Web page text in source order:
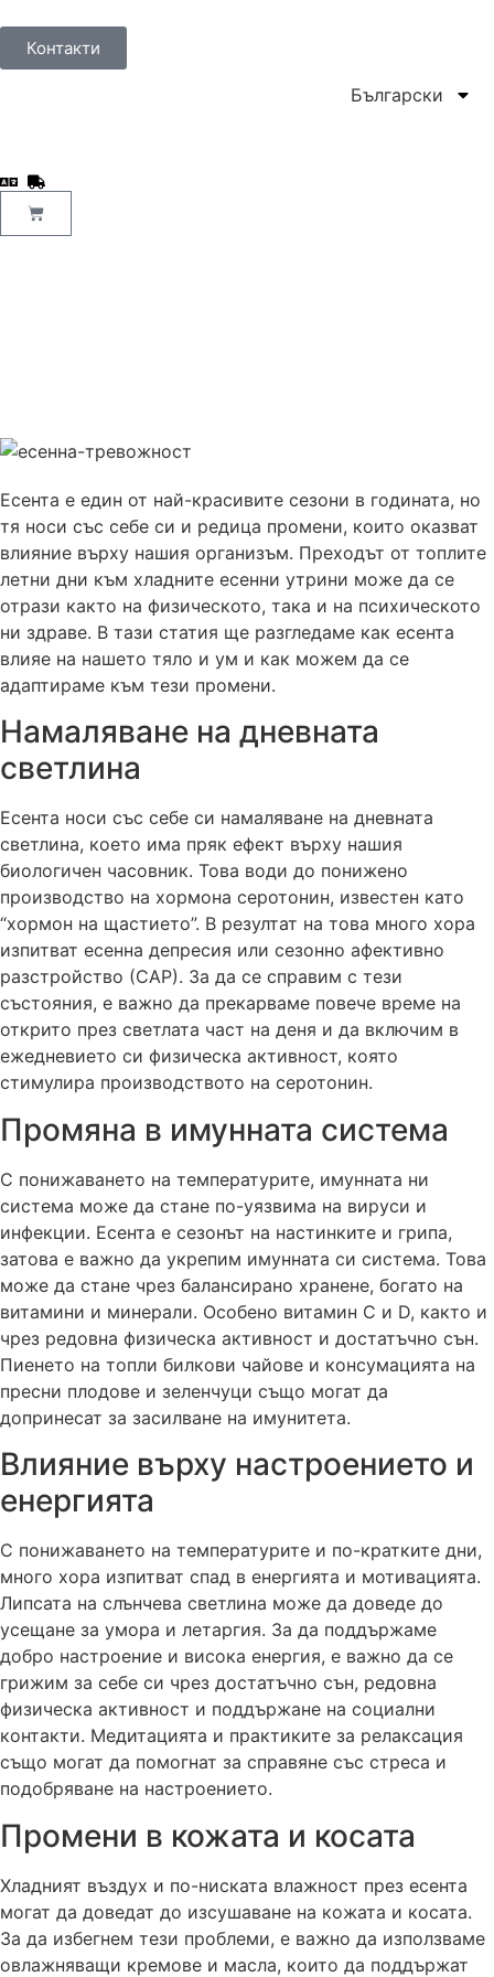
Контакти
Български
Есента е един от най-красивите сезони в годината, но
тя носи със себе си и редица промени, които оказват
влияние върху нашия организъм. Преходът от топлите
летни дни към хладните есенни утрини може да се
отрази както на физическото, така и на психическото
ни здраве. В тази статия ще разгледаме как есента
влияе на нашето тяло и ум и как можем да се
адаптираме към тези промени.
Намаляване на дневната
светлина
Есента носи със себе си намаляване на дневната
светлина, което има пряк ефект върху нашия
биологичен часовник. Това води до понижено
производство на хормона серотонин, известен като
“хормон на щастието”. В резултат на това много хора
изпитват есенна депресия или сезонно афективно
разстройство (САР). За да се справим с тези
състояния, е важно да прекарваме повече време на
открито през светлата част на деня и да включим в
ежедневието си физическа активност, която
стимулира производството на серотонин.
Промяна в имунната система
С понижаването на температурите, имунната ни
система може да стане по-уязвима на вируси и
инфекции. Есента е сезонът на настинките и грипа,
затова е важно да укрепим имунната си система. Това
може да стане чрез балансирано хранене, богато на
витамини и минерали. Особено витамин C и D, както и
чрез редовна физическа активност и достатъчно сън.
Пиенето на топли билкови чайове и консумацията на
пресни плодове и зеленчуци също могат да
допринесат за засилване на имунитета.
Влияние върху настроението и
енергията
С понижаването на температурите и по-кратките дни,
много хора изпитват спад в енергията и мотивацията.
Липсата на слънчева светлина може да доведе до
усещане за умора и летаргия. За да поддържаме
добро настроение и висока енергия, е важно да се
грижим за себе си чрез достатъчно сън, редовна
физическа активност и поддържане на социални
контакти. Медитацията и практиките за релаксация
също могат да помогнат за справяне със стреса и
подобряване на настроението.
Промени в кожата и косата
Хладният въздух и по-ниската влажност през есента
могат да доведат до изсушаване на кожата и косата.
За да избегнем тези проблеми, е важно да използваме
овлажняващи кремове и масла, които да поддържат